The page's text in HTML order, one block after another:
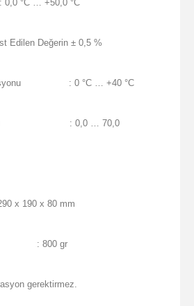
: 0,0 °C … +50,0 °C
Edilen Değerin ± 0,5 %
: 0 °C … +40 °C
: 0,0 … 70,0
x 190 x 80 mm
: 800 gr
gerektirmez.